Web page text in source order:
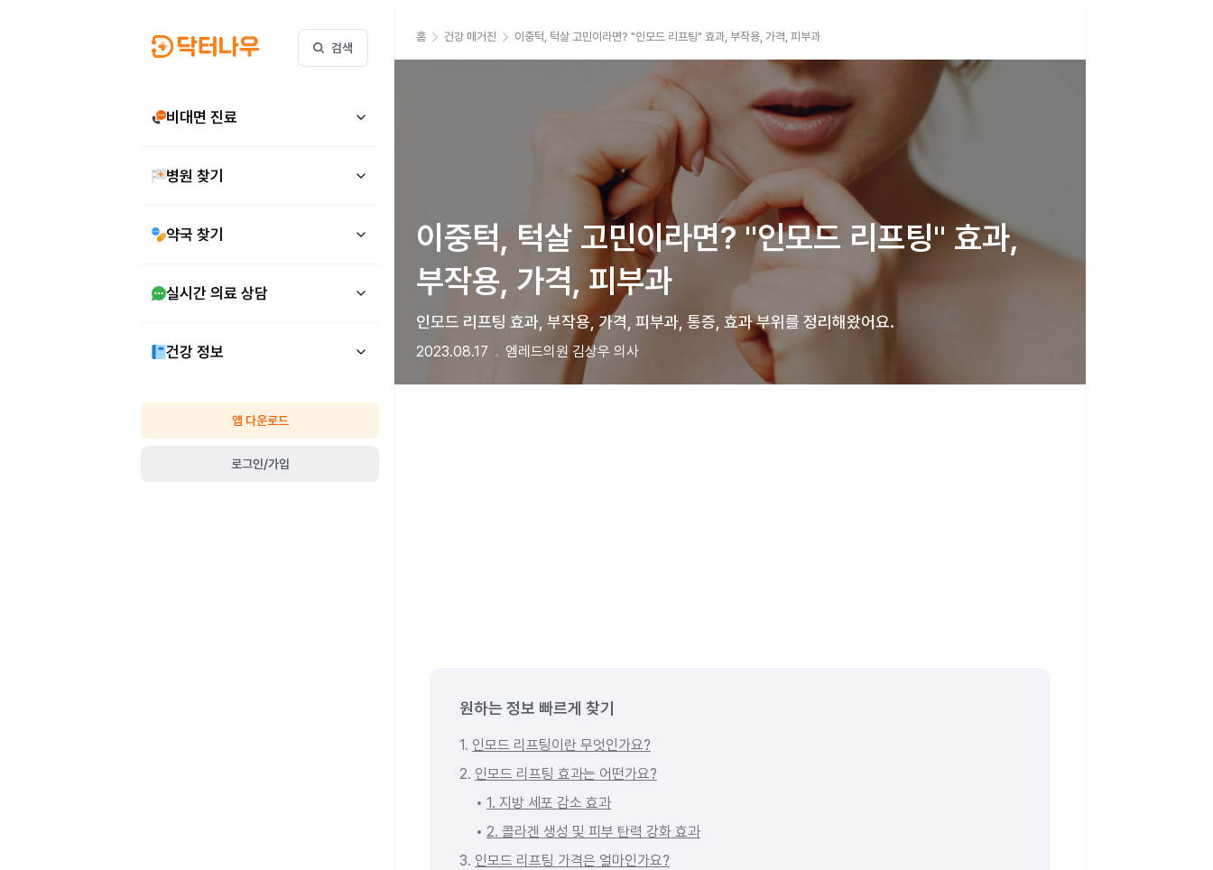
검색
비대면 진료
병원 찾기
약국 찾기
실시간 의료 상담
건강 정보
앱 다운로드
로그인/가입
홈 건강 매거진 이중턱, 턱살 고민이라면? "인모드 리프팅" 효과, 부작용, 가격, 피부과
이중턱, 턱살 고민이라면? "인모드 리프팅" 효과,
부작용, 가격, 피부과
인모드 리프팅 효과, 부작용, 가격, 피부과, 통증, 효과 부위를 정리해왔어요.
2023.08.17 엠레드의원 김상우 의사
원하는 정보 빠르게 찾기
1. 인모드 리프팅이란 무엇인가요?
2. 인모드 리프팅 효과는 어떤가요?
1. 지방 세포 감소 효과
2. 콜라겐 생성 및 피부 탄력 강화 효과
3. 인모드 리프팅 가격은 얼마인가요?